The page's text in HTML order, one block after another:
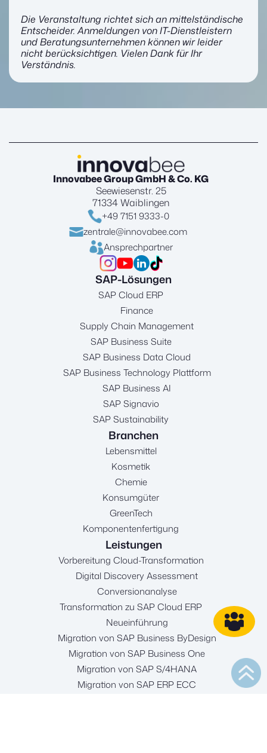
Die Veranstaltung richtet sich an mittelständische
Entscheider. Anmeldungen von IT-Dienstleistern
und Beratungsunternehmen können wir leider
nicht berücksichtigen. Vielen Dank für Ihr
Verständnis.
Innovabee Group GmbH & Co. KG
Seewiesenstr. 25
71334 Waiblingen
+49 7151 9333-0
zentrale@innovabee.com
Ansprechpartner
SAP-Lösungen
SAP Cloud ERP
Finance
Supply Chain Management
SAP Business Suite
SAP Business Data Cloud
SAP Business Technology Plattform
SAP Business AI
SAP Signavio
SAP Sustainability
Branchen
Lebensmittel
Kosmetik
Chemie
Konsumgüter
GreenTech
Komponentenfertigung
Leistungen
Vorbereitung Cloud-Transformation
Digital Discovery Assessment
Conversionanalyse
Transformation zu SAP Cloud ERP
Neueinführung
Migration von SAP Business ByDesign
Migration von SAP Business One
Migration von SAP S/4HANA
Migration von SAP ERP ECC